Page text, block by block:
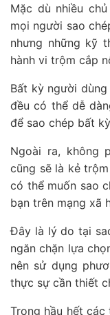
Mặc dù nhiều
mọi người sao
nhưng những kỹ
hành vi trộm cắp
Bất kỳ người
đều có thể dễ
để sao chép bất
Ngoài ra, không
cũng sẽ là kẻ
có thể muốn sao
bạn trên mạng xã
Đây là lý do tại
ngăn chặn lựa
nên sử dụng
thực sự cần thiết
Trong hầu hết